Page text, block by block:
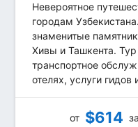
Невероятное
городам
знаменитые
Хивы и Ташкента.
транспортное
отелях, услуги
от $614 за